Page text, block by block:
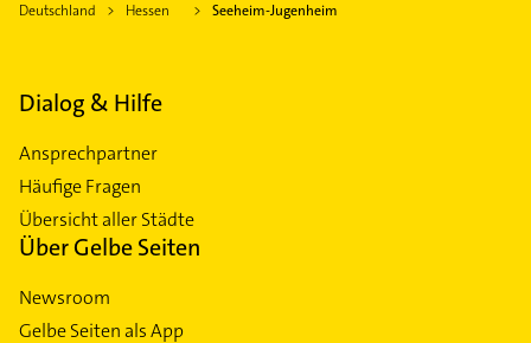
Deutschland Hessen Seeheim-Jugenheim
Dialog & Hilfe
Ansprechpartner
Häufige Fragen
Übersicht aller Städte
Über Gelbe Seiten
Newsroom
Gelbe Seiten als App